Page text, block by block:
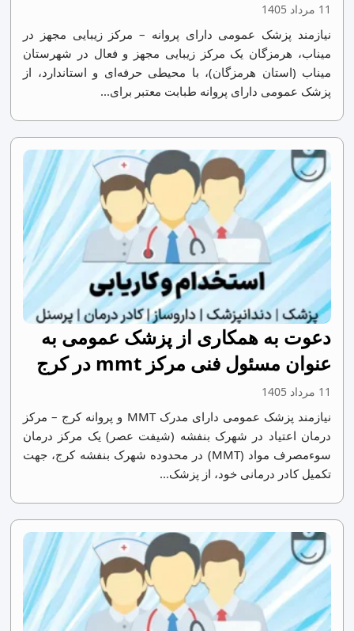
11 مرداد 1405
نیازمند پزشک عمومی دارای پروانه – مرکز زیبایی مجهز در
میناب، هرمزگان یک مرکز زیبایی مجهز و فعال در شهرستان
میناب (استان هرمزگان)، با محیطی حرفه‌ای و استاندارد، از
پزشک عمومی دارای پروانه طبابت معتبر برای...
دعوت به همکاری از پزشک عمومی به
عنوان مسئول فنی مرکز mmt در کرج
11 مرداد 1405
نیازمند پزشک عمومی دارای مدرک MMT و پروانه کرج – مرکز
درمان اعتیاد در شهرک بنفشه (شیفت عصر) یک مرکز درمان
سوءمصرف مواد (MMT) در محدوده شهرک بنفشه کرج، جهت
تکمیل کادر درمانی خود، از پزشک...